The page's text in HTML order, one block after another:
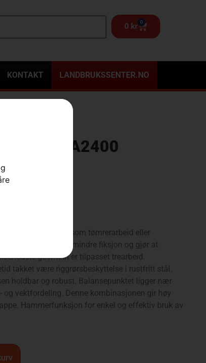
0 kr 0
KONTAKT LANDBRUKSSENTER.NO
Øks A2400
typer trearbeid, som tømrerarbeid eller
belegg som gir mindre fiksjon og gjør at
geometri er tilpasset trearbeid.
takket være riggrørsbeskyttelse i rustfritt stål.
holdbar og robust. Balansepunktet ligger nær
og vektfordeling. Denne kombinasjonen gir høy
Hammerfunksjon for enkel og effektiv bruk av